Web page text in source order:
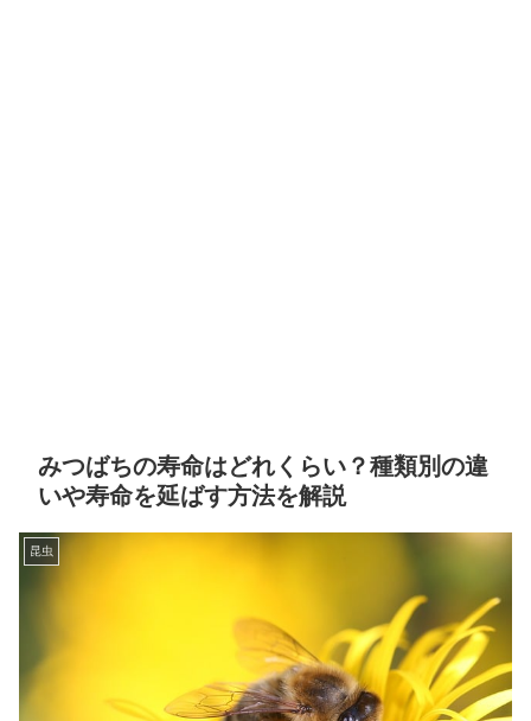
みつばちの寿命はどれくらい？種類別の違
いや寿命を延ばす方法を解説
昆虫